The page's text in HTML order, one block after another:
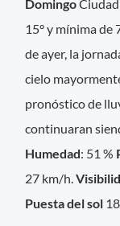
Domingo
15° y mínima de
de ayer, la
cielo
pronóstico de
continuaran
Humedad: 51 %
27 km/h.
Puesta del sol